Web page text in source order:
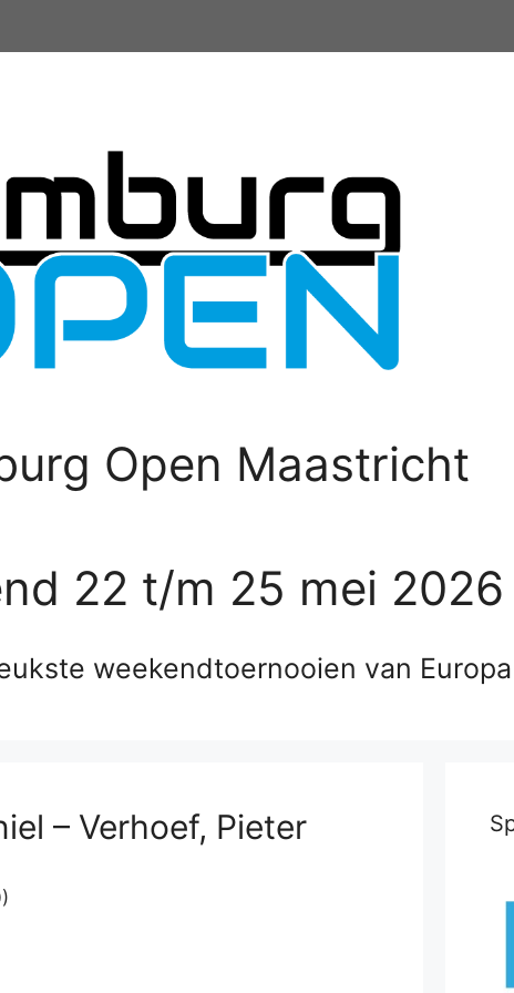
Open Maastricht
22 t/m 25 mei 2026
weekendtoernooien van Europa
– Verhoef, Pieter